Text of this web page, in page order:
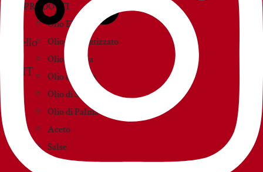
PRODOTTI
Olio EVO
Olio Aromatizzato
Olio d’Oliva
Olio di Sansa
Olio di Semi
Olio di Palma
Aceto
Salse
Creme e paté
Carrello